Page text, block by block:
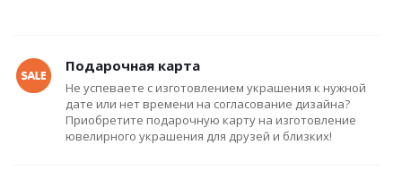
Подарочная карта
Не успеваете с изготовлением украшения к нужной
дате или нет времени на согласование дизайна?
Приобретите подарочную карту на изготовление
ювелирного украшения для друзей и близких!